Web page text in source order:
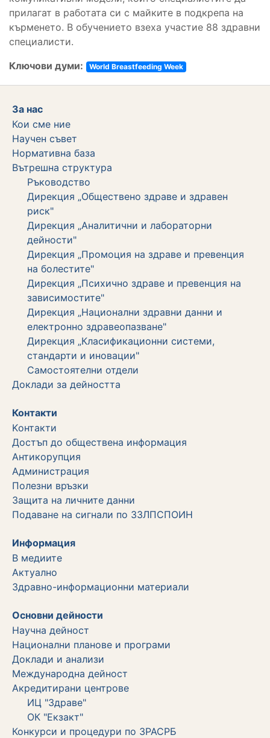
прилагат в работата си с майките в подкрепа на
кърменето. В обучението взеха участие 88 здравни
специалисти.
Ключови думи:
World Breastfeeding Week
За нас
Кои сме ние
Научен съвет
Нормативна база
Вътрешна структура
Ръководство
Дирекция „Обществено здраве и здравен
риск"
Дирекция „Аналитични и лабораторни
дейности"
Дирекция „Промоция на здраве и превенция
на болестите"
Дирекция „Психично здраве и превенция на
зависимостите"
Дирекция „Национални здравни данни и
електронно здравеопазване"
Дирекция „Класификационни системи,
стандарти и иновации"
Самостоятелни отдели
Дoклади за дейността
Контакти
Kонтакти
Достъп до обществена информация
Aнтикорупция
Администрация
Полезни връзки
Защита на личните данни
Подаване на сигнали по ЗЗЛПСПОИН
Информация
В медиите
Актуално
Здравно-информационни материали
Основни дейности
Научна дейност
Национални планове и програми
Доклади и анализи
Международна дейност
Акредитирани центрове
ИЦ "Здраве"
ОК "Екзакт"
Конкурси и процедури по ЗРАСРБ